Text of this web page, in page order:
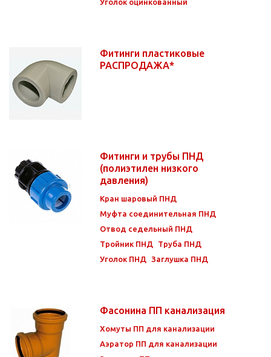
Фитинги пластиковые
РАСПРОДАЖА*
Фитинги и трубы ПНД
(полиэтилен низкого
давления)
Кран шаровый ПНД
Муфта соединительная ПНД
Отвод седельный ПНД
Тройник ПНД
Труба ПНД
Уголок ПНД
Заглушка ПНД
Фасонина ПП канализация
Хомуты ПП для канализации
Аэратор ПП для канализации